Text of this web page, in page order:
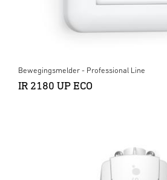
Bewegingsmelder - Professional Line
IR 2180 UP ECO